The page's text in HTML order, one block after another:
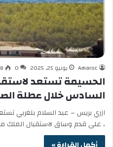
Amaroc يونيو 25, 2025 0
الحسيمة تستعد
السادس خلال عطلة
ازري بريس – عبد السلام بلغربي
، على قدم وساق لاستقبال الملك